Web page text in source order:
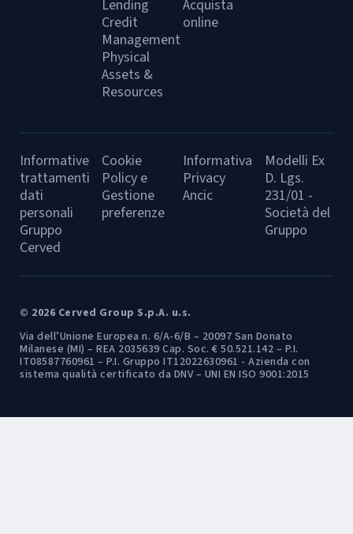
Lending
Credit
Management
Physical
Assets &
Resources
Acquista
online
Informative
trattamenti
dati
personali
Gruppo
Cerved
Cookie
Policy e
Gestione
preferenze
Informativa
Privacy
Ancic
Modelli Ex
D. Lgs.
231/01 -
Società del
Gruppo
© 2026 Cerved Group S.p.A. u.s.
Via dell’Unione Europea n. 6/A-6/B – 20097 San Donato
Milanese (MI) – REA 2035639 Cap. Soc. € 50.521.142 – P.I.
IT08587760961 – P.I. Gruppo IT12022630961 - Azienda con
sistema qualità certificato da DNV – UNI EN ISO 9001:2015